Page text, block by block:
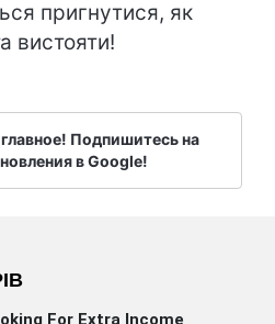
пригнутися, як
вистояти!
Подпишитесь на
в Google!